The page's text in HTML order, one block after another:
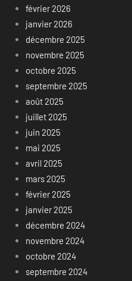
février 2026
janvier 2026
décembre 2025
novembre 2025
octobre 2025
septembre 2025
août 2025
juillet 2025
juin 2025
mai 2025
avril 2025
mars 2025
février 2025
janvier 2025
décembre 2024
novembre 2024
octobre 2024
septembre 2024